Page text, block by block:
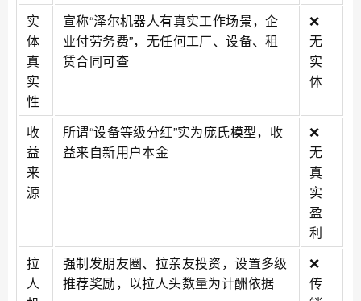
实
体
真
实
性
宣称“泽尔机器人有真实工作场景，企
业付劳务费”，无任何工厂、设备、租
赁合同可查
❌
无
实
体
收
益
来
源
所谓“设备等级分红”实为庞氏模型，收
益来自新用户本金
❌
无
真
实
盈
利
拉
人
强制发朋友圈、拉亲友投资，设置多级
推荐奖励，以拉人头数量为计酬依据
❌
传